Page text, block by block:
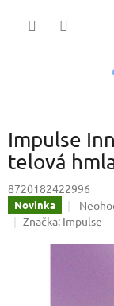
Impulse
telová
8720182422996
Novinka
Značka: Impulse